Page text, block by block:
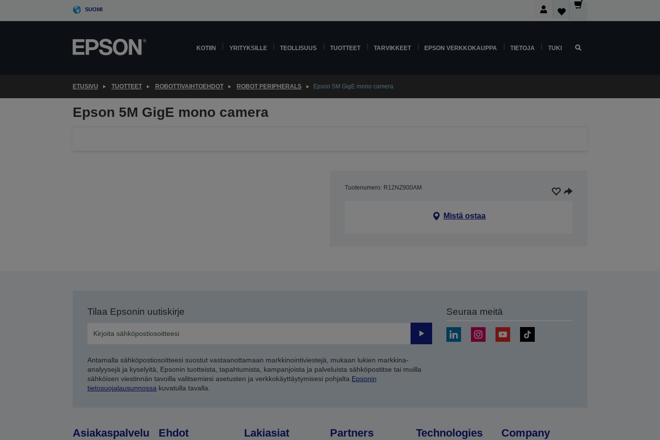
SUOMI
KOTIIN YRITYKSILLE TEOLLISUUS TUOTTEET TARVIKKEET EPSON VERKKOKAUPPA TIETOJA TUKI
ETUSIVU TUOTTEET ROBOTTIVAIHTOEHDOT ROBOT PERIPHERALS Epson 5M GigE mono camera
Epson 5M GigE mono camera
Tuotenumero: R12NZ900AM
Mistä ostaa
Tilaa Epsonin uutiskirje
Lähetä
Antamalla sähköpostiosoitteesi suostut vastaanottamaan markkinointiviestejä, mukaan lukien markkina-
analyysejä ja kyselyitä, Epsonin tuotteista, tapahtumista, kampanjoista ja palveluista sähköpostitse tai muilla
sähköisen viestinnän tavoilla valitsemiesi asetusten ja verkkokäyttäytymisesi pohjalta Epsonin
tietosuojalausunnossa kuvatulla tavalla.
Seuraa meitä
Asiakaspalvelu Ehdot Lakiasiat Partners Technologies Company